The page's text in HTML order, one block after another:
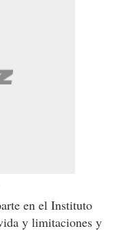
en el Instituto
y limitaciones y